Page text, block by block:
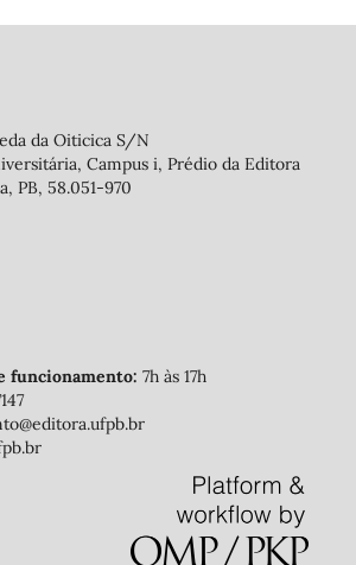
da Oiticica S/N
Campus i, Prédio da Editora
PB, 58.051-970
funcionamento: 7h às 17h